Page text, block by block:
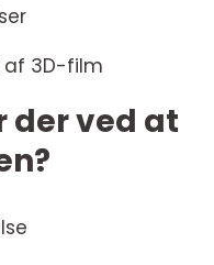
af 3D-film
der ved at